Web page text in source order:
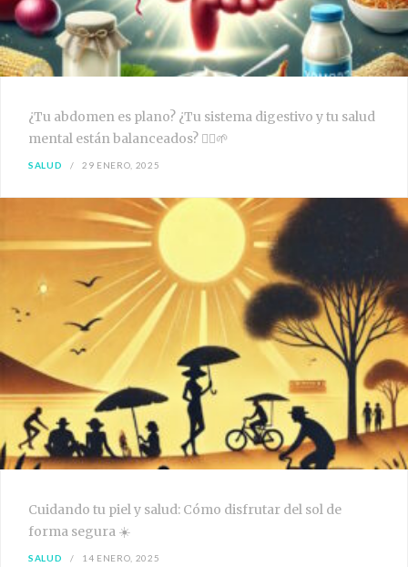
¿Tu abdomen es plano? ¿Tu sistema digestivo y tu salud
mental están balanceados? 🧘‍♀️🌱
SALUD 29 ENERO, 2025
Cuidando tu piel y salud: Cómo disfrutar del sol de
forma segura ☀️
SALUD 14 ENERO, 2025